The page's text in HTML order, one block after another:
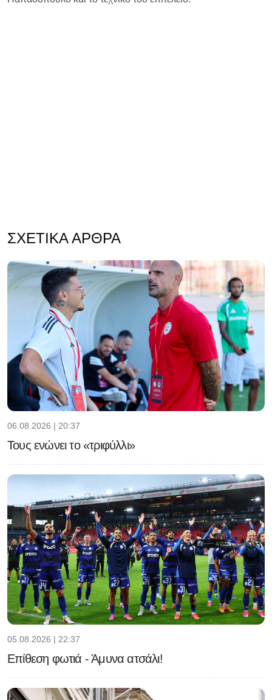
ΣΧΕΤΙΚΆ ΆΡΘΡΑ
06.08.2026 | 20:37
Τους ενώνει το «τριφύλλι»
05.08.2026 | 22:37
Επίθεση φωτιά - Άμυνα ατσάλι!